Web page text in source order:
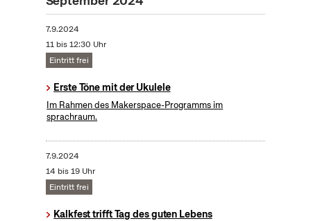
7.9.2024
11 bis 12:30 Uhr
Eintritt frei
Erste Töne mit der Ukulele
Im Rahmen des Makerspace-Programms im
sprachraum.
7.9.2024
14 bis 19 Uhr
Eintritt frei
Kalkfest trifft Tag des guten Lebens